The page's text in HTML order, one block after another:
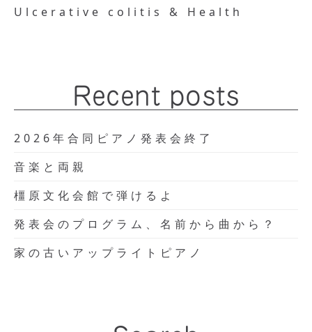
Ulcerative colitis & Health
Recent posts
2026年合同ピアノ発表会終了
音楽と両親
橿原文化会館で弾けるよ
発表会のプログラム、名前から曲から？
家の古いアップライトピアノ